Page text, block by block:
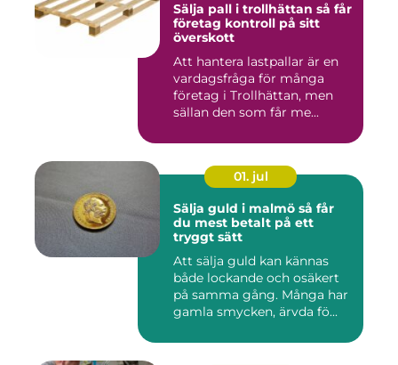
Sälja pall i trollhättan så får
företag kontroll på sitt
överskott
Att hantera lastpallar är en
vardagsfråga för många
företag i Trollhättan, men
sällan den som får me...
01. jul
Sälja guld i malmö så får
du mest betalt på ett
tryggt sätt
Att sälja guld kan kännas
både lockande och osäkert
på samma gång. Många har
gamla smycken, ärvda fö...